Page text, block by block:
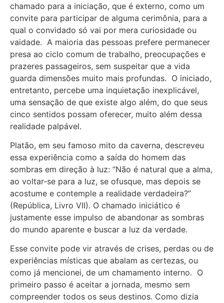
chamado para a iniciação, que é externo, como um
convite para participar de alguma cerimônia, para a
qual o convidado só vai por mera curiosidade ou
vaidade. A maioria das pessoas prefere permanecer
presa ao ciclo comum de trabalho, preocupações e
prazeres passageiros, sem suspeitar que a vida
guarda dimensões muito mais profundas. O iniciado,
entretanto, percebe uma inquietação inexplicável,
uma sensação de que existe algo além, do que seus
cinco sentidos possam oferecer, muito além dessa
realidade palpável.
Platão, em seu famoso mito da caverna, descreveu
essa experiência como a saída do homem das
sombras em direção à luz: “Não é natural que a alma,
ao voltar-se para a luz, se ofusque, mas depois se
acostume e contemple a realidade verdadeira?”
(República, Livro VII). O chamado iniciático é
justamente esse impulso de abandonar as sombras
do mundo aparente e buscar a luz da verdade.
Esse convite pode vir através de crises, perdas ou de
experiências místicas que abalam as certezas, ou
como já mencionei, de um chamamento interno. O
primeiro passo é aceitar a jornada, mesmo sem
compreender todos os seus destinos. Como dizia